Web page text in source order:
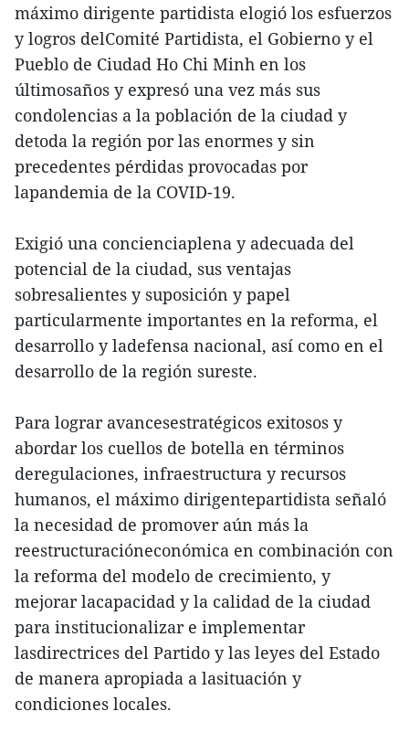
máximo dirigente partidista elogió los esfuerzos
y logros delComité Partidista, el Gobierno y el
Pueblo de Ciudad Ho Chi Minh en los
últimosaños y expresó una vez más sus
condolencias a la población de la ciudad y
detoda la región por las enormes y sin
precedentes pérdidas provocadas por
lapandemia de la COVID-19.
Exigió una concienciaplena y adecuada del
potencial de la ciudad, sus ventajas
sobresalientes y suposición y papel
particularmente importantes en la reforma, el
desarrollo y ladefensa nacional, así como en el
desarrollo de la región sureste.
Para lograr avancesestratégicos exitosos y
abordar los cuellos de botella en términos
deregulaciones, infraestructura y recursos
humanos, el máximo dirigentepartidista señaló
la necesidad de promover aún más la
reestructuracióneconómica en combinación con
la reforma del modelo de crecimiento, y
mejorar lacapacidad y la calidad de la ciudad
para institucionalizar e implementar
lasdirectrices del Partido y las leyes del Estado
de manera apropiada a lasituación y
condiciones locales.